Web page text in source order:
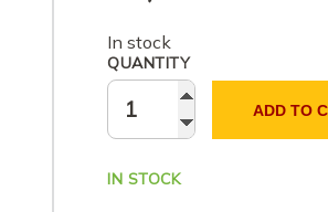
In stock
QUANTITY
ADD TO
IN STOCK